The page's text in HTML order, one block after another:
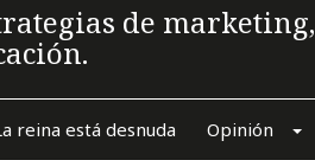
de marketing,
reina está desnuda Opinión